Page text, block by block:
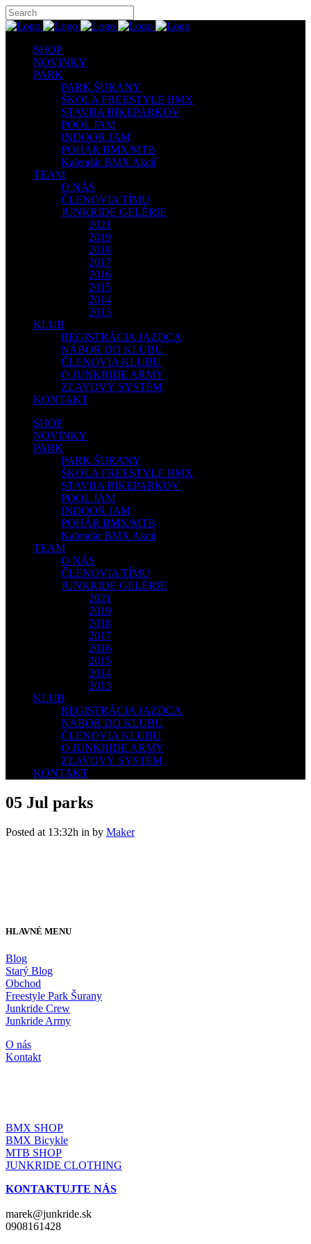
SHOP
NOVINKY
PARK
PARK ŠURANY
ŠKOLA FREESTYLE BMX
STAVBA BIKEPARKOV
POOL JAM
INDOOR JAM
POHÁR BMX/MTB
Kalendár BMX Akcií
TEAM
O NÁS
ČLENOVIA TÍMU
JUNKRIDE GELÉRIE
2021
2019
2018
2017
2016
2015
2014
2013
KLUB
REGISTRÁCIA JAZDCA
NÁBOR DO KLUBU
ČLENOVIA KLUBU
O JUNKRIDE ARMY
ZĽAVOVÝ SYSTÉM
KONTAKT
SHOP
NOVINKY
PARK
PARK ŠURANY
ŠKOLA FREESTYLE BMX
STAVBA BIKEPARKOV
POOL JAM
INDOOR JAM
POHÁR BMX/MTB
Kalendár BMX Akcií
TEAM
O NÁS
ČLENOVIA TÍMU
JUNKRIDE GELÉRIE
2021
2019
2018
2017
2016
2015
2014
2013
KLUB
REGISTRÁCIA JAZDCA
NÁBOR DO KLUBU
ČLENOVIA KLUBU
O JUNKRIDE ARMY
ZĽAVOVÝ SYSTÉM
KONTAKT
05 Jul parks
Posted at 13:32h in by Maker
HLAVNÉ MENU
Blog
Starý Blog
Obchod
Freestyle Park Šurany
Junkride Crew
Junkride Army
O nás
Kontakt
BMX SHOP
BMX Bicykle
MTB SHOP
JUNKRIDE CLOTHING
KONTAKTUJTE NÁS
marek@junkride.sk
0908161428